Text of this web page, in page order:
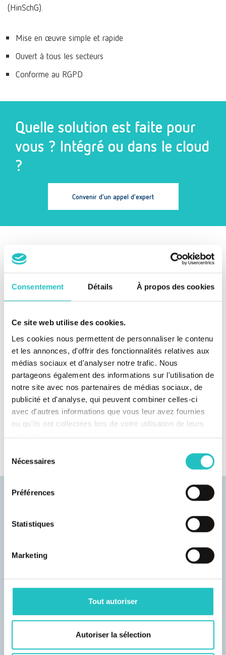
Consentement Détails À propos des cookies
Ce site web utilise des cookies.
Les cookies nous permettent de personnaliser le contenu
et les annonces, d'offrir des fonctionnalités relatives aux
médias sociaux et d'analyser notre trafic. Nous
partageons également des informations sur l'utilisation de
notre site avec nos partenaires de médias sociaux, de
publicité et d'analyse, qui peuvent combiner celles-ci
avec d'autres informations que vous leur avez fournies
ou qu'ils ont collectées lors de votre utilisation de leurs
services.
consentement
Nécessaires
Préférences
Statistiques
Marketing
Tout autoriser
Autoriser la sélection
(HinSchG).
Mise en œuvre simple et rapide
Ouvert à tous les secteurs
Conforme au RGPD
Quelle solution est faite pour
vous ? Intégré ou dans le cloud
?
Convenir d'un appel d'expert
Questions fréquemment posées
Qu'est-ce qu'un système de lancement
répondre ?
Qu'est-ce que la loi allemande sur la
protection des lanceurs d'alerte
(HinSchG) ?
Quels types de signalements sont
couverts par la loi allemande sur la
protection des lanceurs d'alerte
Contactez nos experts